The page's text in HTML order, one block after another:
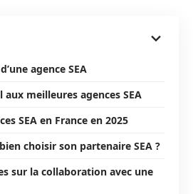
agence SEA
meilleures agences SEA
SEA en France en 2025
choisir son partenaire SEA ?
sur la collaboration avec une